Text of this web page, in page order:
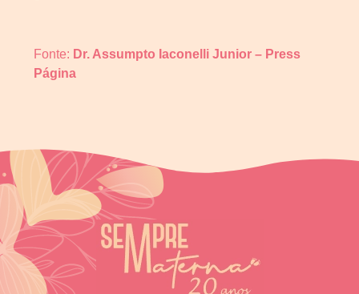
Fonte: Dr. Assumpto Iaconelli Junior – Press
Página